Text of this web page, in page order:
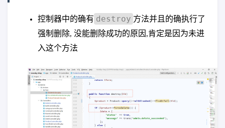
控制器中的确有 destroy 方法并且的确执行了
强制删除, 没能删除成功的原因,肯定是因为未进
入这个方法